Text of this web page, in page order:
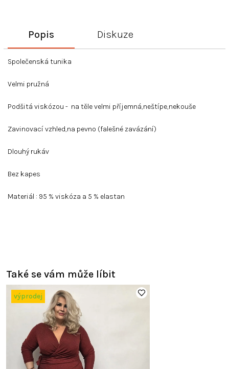
Popis Diskuze
Společenská tunika
Velmi pružná
Podšitá viskózou - na těle velmi příjemná,neštípe,nekouše
Zavinovací vzhled,na pevno (falešné zavázání)
Dlouhý rukáv
Bez kapes
Materiál : 95 % viskóza a 5 % elastan
Také se vám může líbit
výprodej